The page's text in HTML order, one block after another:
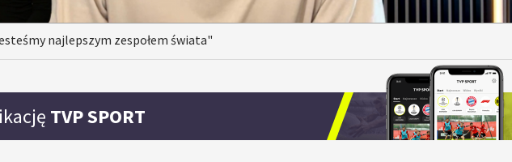
najlepszym zespołem świata"
TVP SPORT